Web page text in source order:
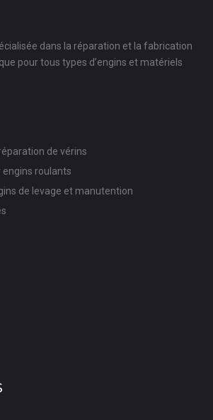
dans la réparation et la fabrication
pour tous types d’engins et matériels
de vérins
engins roulants
de levage et manutention